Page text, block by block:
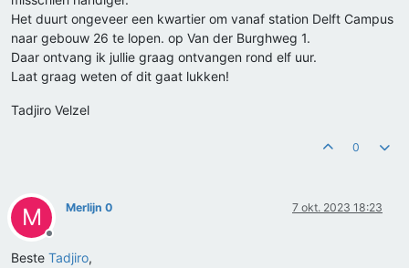
Het duurt ongeveer een kwartier om vanaf station Delft Campus
naar gebouw 26 te lopen. op Van der Burghweg 1.
Daar ontvang ik jullie graag ontvangen rond elf uur.
Laat graag weten of dit gaat lukken!
Tadjiro Velzel
0
M
Offline
Merlijn 0 7 okt. 2023 18:23
Beste Tadjiro,